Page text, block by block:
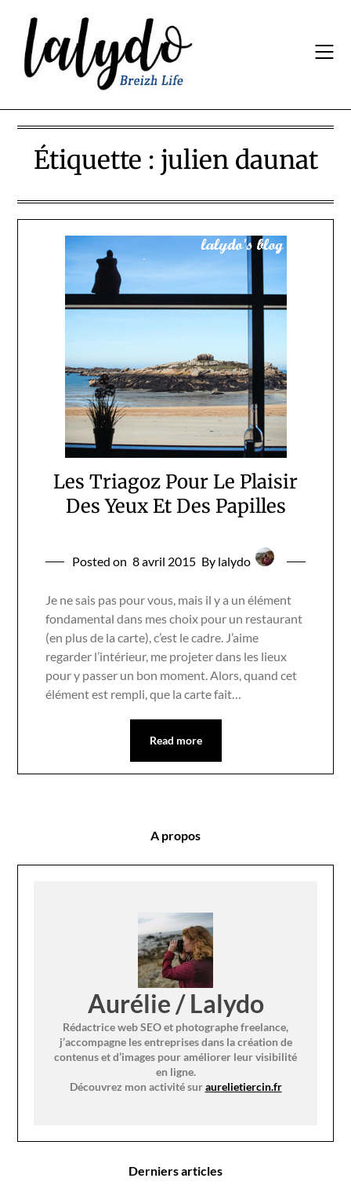
content
Étiquette : julien daunat
Les Triagoz Pour Le Plaisir
Des Yeux Et Des Papilles
Posted on 8 avril 2015 By lalydo
Je ne sais pas pour vous, mais il y a un élément
fondamental dans mes choix pour un restaurant
(en plus de la carte), c’est le cadre. J’aime
regarder l’intérieur, me projeter dans les lieux
pour y passer un bon moment. Alors, quand cet
élément est rempli, que la carte fait…
Read more
A propos
Aurélie / Lalydo
Rédactrice web SEO et photographe freelance,
j’accompagne les entreprises dans la création de
contenus et d’images pour améliorer leur visibilité
en ligne.
Découvrez mon activité suraurelietiercin.fr
Derniers articles